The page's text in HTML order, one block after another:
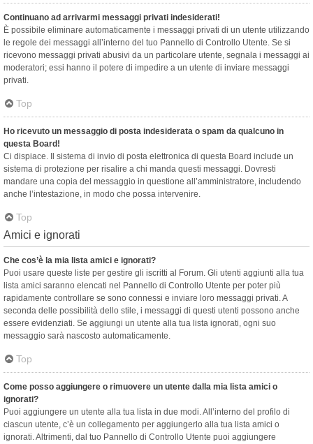
Continuano ad arrivarmi messaggi privati indesiderati!
È possibile eliminare automaticamente i messaggi privati ​​di un utente utilizzando
le regole dei messaggi all’interno del tuo Pannello di Controllo Utente. Se si
ricevono messaggi privati ​​abusivi da un particolare utente, segnala i messaggi ai
moderatori; essi hanno il potere di impedire a un utente di inviare messaggi
privati​​.
Top
Ho ricevuto un messaggio di posta indesiderata o spam da qualcuno in
questa Board!
Ci dispiace. Il sistema di invio di posta elettronica di questa Board include un
sistema di protezione per risalire a chi manda questi messaggi. Dovresti
mandare una copia del messaggio in questione all’amministratore, includendo
anche l’intestazione, in modo che possa intervenire.
Top
Amici e ignorati
Che cos’è la mia lista amici e ignorati?
Puoi usare queste liste per gestire gli iscritti al Forum. Gli utenti aggiunti alla tua
lista amici saranno elencati nel Pannello di Controllo Utente per poter più
rapidamente controllare se sono connessi e inviare loro messaggi privati. A
seconda delle possibilità dello stile, i messaggi di questi utenti possono anche
essere evidenziati. Se aggiungi un utente alla tua lista ignorati, ogni suo
messaggio sarà nascosto automaticamente.
Top
Come posso aggiungere o rimuovere un utente dalla mia lista amici o
ignorati?
Puoi aggiungere un utente alla tua lista in due modi. All’interno del profilo di
ciascun utente, c’è un collegamento per aggiungerlo alla tua lista amici o
ignorati. Altrimenti, dal tuo Pannello di Controllo Utente puoi aggiungere